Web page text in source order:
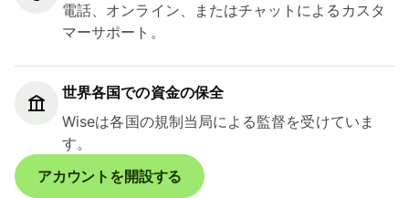
電話、オンライン、またはチャットによるカスタ
マーサポート。
世界各国での資金の保全
Wiseは各国の規制当局による監督を受けていま
す。
アカウントを開設する